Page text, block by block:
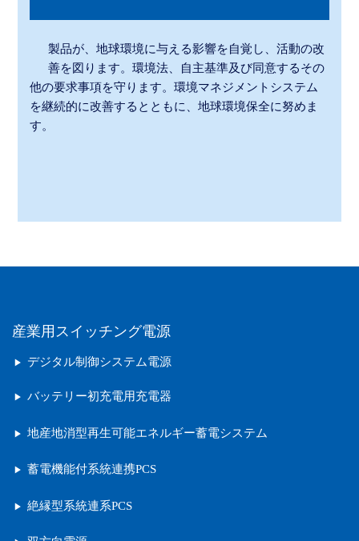
製品が、地球環境に与える影響を自覚し、活動の改
善を図ります。環境法、自主基準及び同意するその
他の要求事項を守ります。環境マネジメントシステム
を継続的に改善するとともに、地球環境保全に努めま
す。
産業用スイッチング電源
デジタル制御システム電源
バッテリー初充電用充電器
地産地消型再生可能エネルギー蓄電システム
蓄電機能付系統連携PCS
絶縁型系統連系PCS